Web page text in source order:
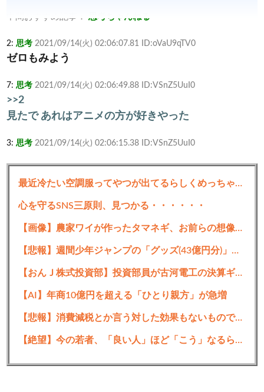
中間おすすめ記事： 思考ちゃんねる
2: 思考 2021/09/14(火) 02:06:07.81 ID:oVaU9qTV0
ゼロもみよう
7: 思考 2021/09/14(火) 02:06:49.88 ID:VSnZ5UuI0
>>2
見たで あれはアニメの方が好きやった
3: 思考 2021/09/14(火) 02:06:15.38 ID:VSnZ5UuI0
思考 2021/09/14(火) 02:06:29.59 ID:5BUPEnlia
オカヘも見よう
思考 2021/09/14(火) 02:06:48.72 ID:5BUPEnlia
思考 2021/09/14(火) 02:06:49.42 ID:PY1JGwRA0
と来なかった
あとカオチャの実は老化してましたって奴後づけだ
最近冷たい空調服ってやつが出てるらしくめっちゃ欲しい
心を守るSNS三原則、見つかる・・・・・・
【画像】農家ワイが作ったタマネギ、お前らの想像する1.5倍はデカいぞ
【悲報】週間少年ジャンプの「グッズ(43億円分)」を注文し全てキャンセルした女逮捕ｗｗｗｗｗｗｗｗ
【おんＪ株式投資部】投資部員が古河電工の決算ギャンブルに挑む！？
【AI】年商10億円を超える「ひとり親方」が急増
【悲報】消費減税とか言う対した効果もないもので日本経済破滅へ
【絶望】今の若者、「良い人」ほど「こう」なるらしいｗｗｗｗｗｗｗ